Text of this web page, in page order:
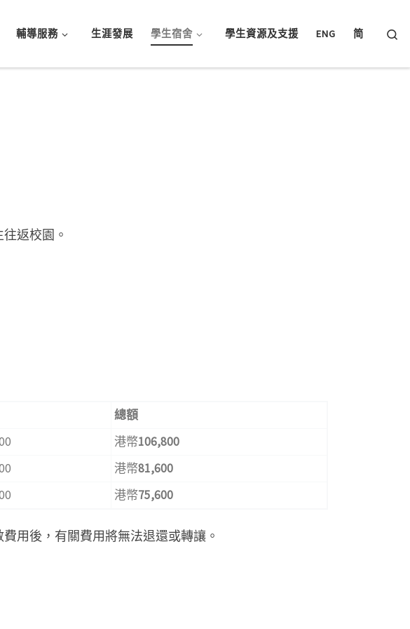
輔導服務 生涯發展 學生宿舍 學生資源及支援 ENG 简
返校園。
總額
港幣106,800
港幣81,600
港幣75,600
用後，有關費用將無法退還或轉讓。